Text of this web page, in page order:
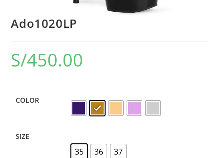
Ado1020LP
S/450.00
COLOR
SIZE
35 36 37